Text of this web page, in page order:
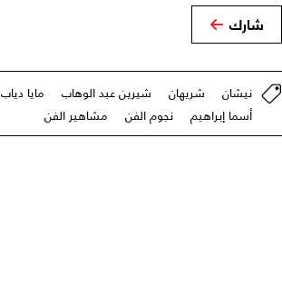
شارك
نيشان شريهان شيرين عبد الوهاب مايا دياب
أسما إبراهيم
نجوم الفن مشاهير الفن